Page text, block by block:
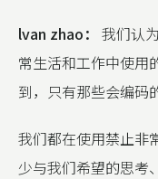
lvan zhao： 我们认
常生活和工作中使用
到，只有那些会编码
我们都在使用禁止非
少与我们希望的思考